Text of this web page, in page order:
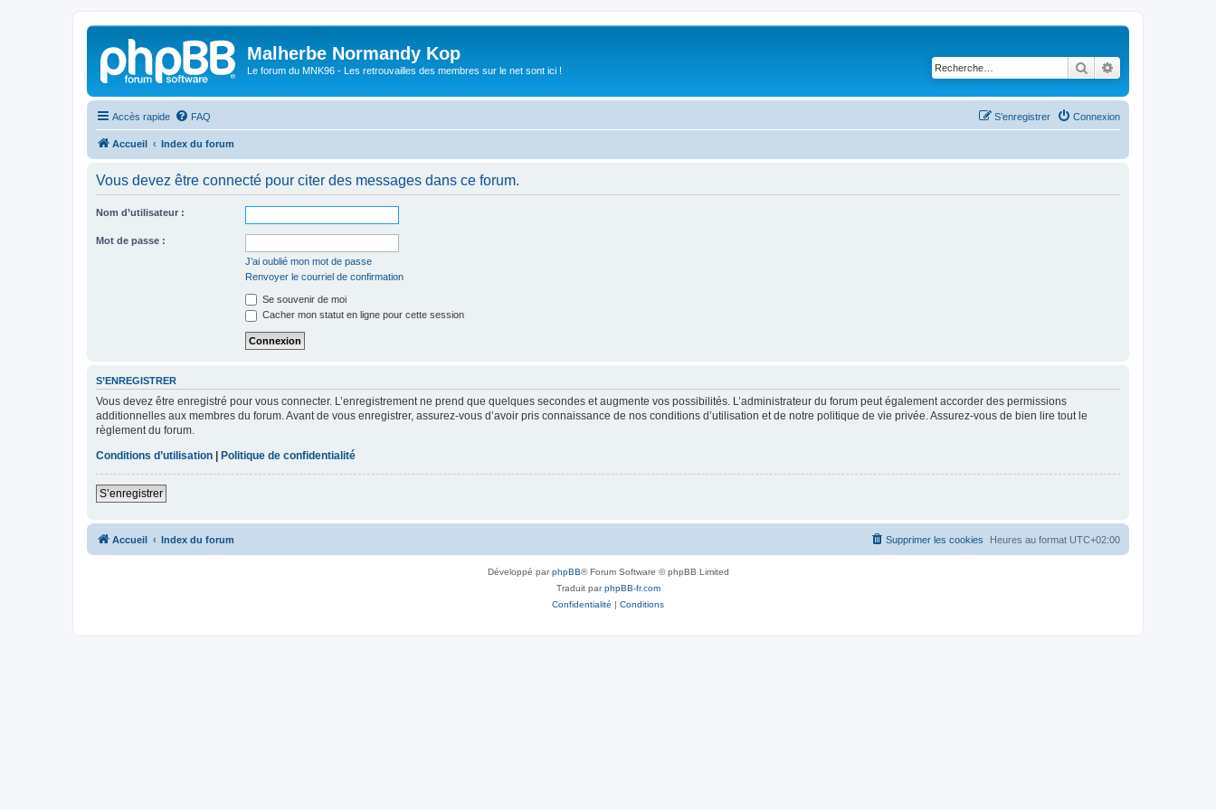
Malherbe Normandy Kop
Le forum du MNK96 - Les retrouvailles des membres sur le net sont ici ! Rechercher
Accès rapide FAQ Connexion
S’enregistrer
Accueil Index du forum
Vous devez être connecté pour citer des messages dans ce forum.
Nom d’utilisateur :
Mot de passe :
J’ai oublié mon mot de passe
Renvoyer le courriel de confirmation
Se souvenir de moi
Cacher mon statut en ligne pour cette session
S’ENREGISTRER
Vous devez être enregistré pour vous connecter. L’enregistrement ne prend que quelques secondes et augmente vos possibilités. L’administrateur du forum peut également accorder des permissions
additionnelles aux membres du forum. Avant de vous enregistrer, assurez-vous d’avoir pris connaissance de nos conditions d’utilisation et de notre politique de vie privée. Assurez-vous de bien lire tout le
règlement du forum.
Conditions d’utilisation
Politique de confidentialité
S’enregistrer
Accueil Index du forum Heures au format UTC+02:00
Supprimer les cookies
Développé parphpBB® Forum Software © phpBB Limited
Traduit parphpBB-fr.com
Confidentialité | Conditions